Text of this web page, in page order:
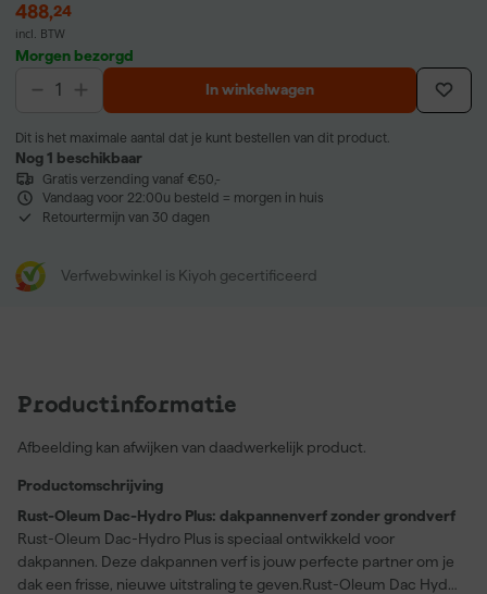
488,24
incl. BTW
Morgen bezorgd
In winkelwagen
Dit is het maximale aantal dat je kunt bestellen van dit product.
Nog 1 beschikbaar
Gratis verzending vanaf €50,-
Vandaag voor 22:00u besteld = morgen in huis
Retourtermijn van 30 dagen
Verfwebwinkel is Kiyoh gecertificeerd
Productinformatie
Afbeelding kan afwijken van daadwerkelijk product.
Productomschrijving
Rust-Oleum Dac-Hydro Plus: dakpannenverf zonder grondverf
Rust-Oleum Dac-Hydro Plus is speciaal ontwikkeld voor
dakpannen. Deze dakpannen verf is jouw perfecte partner om je
dak een frisse, nieuwe uitstraling te geven.Rust-Oleum Dac Hydro